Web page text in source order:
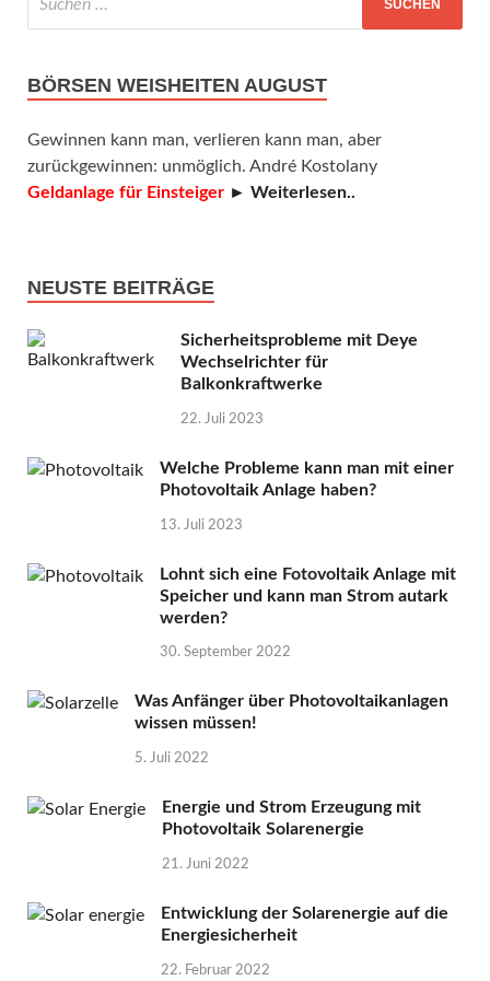
BÖRSEN WEISHEITEN AUGUST
Gewinnen kann man, verlieren kann man, aber
zurückgewinnen: unmöglich. André Kostolany
Geldanlage für Einsteiger ► Weiterlesen..
NEUSTE BEITRÄGE
Sicherheitsprobleme mit Deye
Wechselrichter für
Balkonkraftwerke
22. Juli 2023
Welche Probleme kann man mit einer
Photovoltaik Anlage haben?
13. Juli 2023
Lohnt sich eine Fotovoltaik Anlage mit
Speicher und kann man Strom autark
werden?
30. September 2022
Was Anfänger über Photovoltaikanlagen
wissen müssen!
5. Juli 2022
Energie und Strom Erzeugung mit
Photovoltaik Solarenergie
21. Juni 2022
Entwicklung der Solarenergie auf die
Energiesicherheit
22. Februar 2022